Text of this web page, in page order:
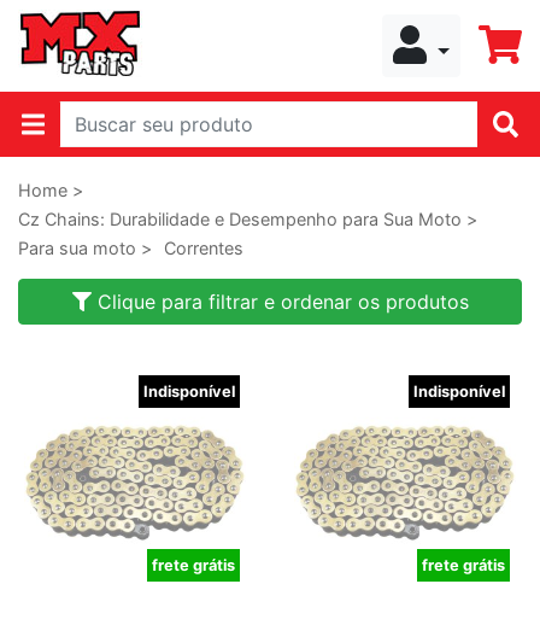
Home >
Cz Chains: Durabilidade e Desempenho para Sua Moto >
Para sua moto >
Correntes
Clique para filtrar e ordenar os produtos
Indisponível
frete grátis
Indisponível
frete grátis